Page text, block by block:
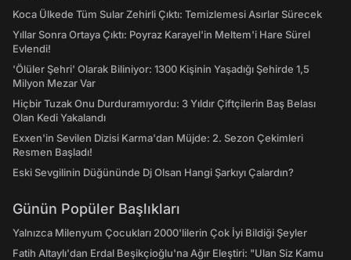
Koca Ülkede Tüm Sular Zehirli Çıktı: Temizlemesi Asırlar Sürecek
Yıllar Sonra Ortaya Çıktı: Poyraz Karayel'in Meltem'i Hare Sürel
Evlendi!
'Ölüler Şehri' Olarak Biliniyor: 1300 Kişinin Yaşadığı Şehirde 1,5
Milyon Mezar Var
Hiçbir Tuzak Onu Durduramıyordu: 3 Yıldır Çiftçilerin Baş Belası
Olan Kedi Yakalandı
Exxen'in Sevilen Dizisi Karma'dan Müjde: 2. Sezon Çekimleri
Resmen Başladı!
Eski Sevgilinin Düğününde Dj Olsan Hangi Şarkıyı Çalardın?
Günün Popüler Başlıkları
Yalnızca Milenyum Çocukları 2000'lilerin Çok İyi Bildiği Şeyler
Fatih Altaylı'dan Erdal Beşikçioğlu'na Ağır Eleştiri: "Ulan Siz Kamu